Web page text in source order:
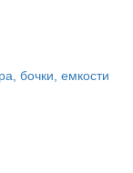
бочки, емкости